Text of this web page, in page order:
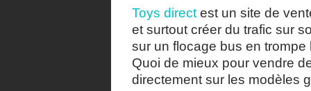
Toys direct est un site de
et surtout créer du trafic sur
sur un flocage bus en trompe
Quoi de mieux pour vendre
directement sur les modèles